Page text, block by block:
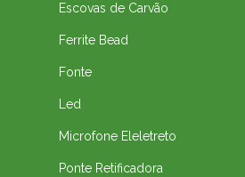
Escovas de Carvão
Ferrite Bead
Fonte
Led
Microfone Eleletreto
Ponte Retificadora